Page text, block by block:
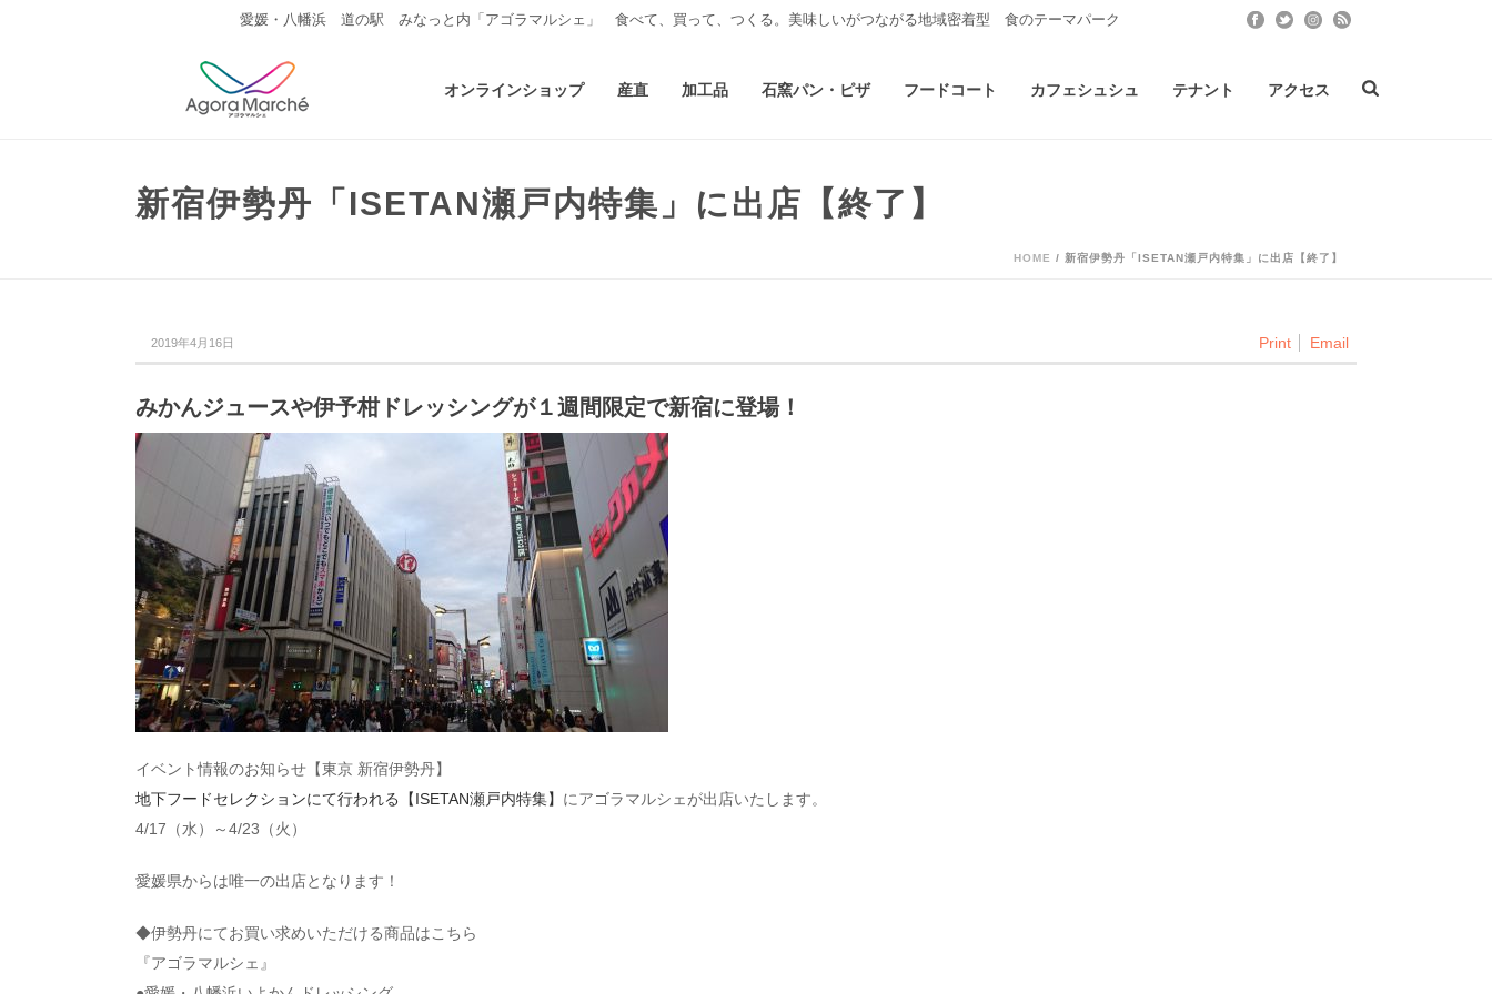
愛媛・八幡浜 道の駅 みなっと内「アゴラマルシェ」 食べて、買って、つくる。美味しいがつながる地域密着型 食のテーマパーク
オンラインショップ 産直 加工品 石窯パン・ピザ フードコート カフェシュシュ テナント アクセス
新宿伊勢丹「ISETAN瀬戸内特集」に出店【終了】
HOME / 新宿伊勢丹「ISETAN瀬戸内特集」に出店【終了】
Print Email
2019年4月16日
みかんジュースや伊予柑ドレッシングが１週間限定で新宿に登場！
イベント情報のお知らせ【東京 新宿伊勢丹】
地下フードセレクションにて行われる【ISETAN瀬戸内特集】 にアゴラマルシェが出店いたします。
4/17（水）～4/23（火）
愛媛県からは唯一の出店となります！
◆伊勢丹にてお買い求めいただける商品はこちら
『アゴラマルシェ』